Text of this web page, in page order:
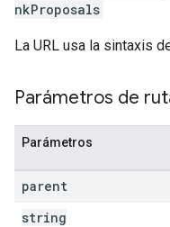
nkProposals
La URL usa la sintaxis
Parámetros de
Parámetros
parent
string